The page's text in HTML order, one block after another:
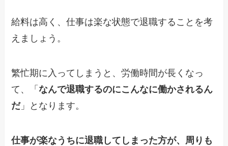
給料は高く、仕事は楽な状態で退職することを考
えましょう。
繁忙期に入ってしまうと、労働時間が長くなっ
て、「なんで退職するのにこんなに働かされるん
だ」となります。
仕事が楽なうちに退職してしまった方が、周りも